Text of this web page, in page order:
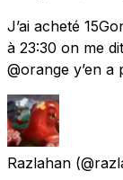
J’ai acheté
à 23:30 on me
@orange y’en a
Razlahan